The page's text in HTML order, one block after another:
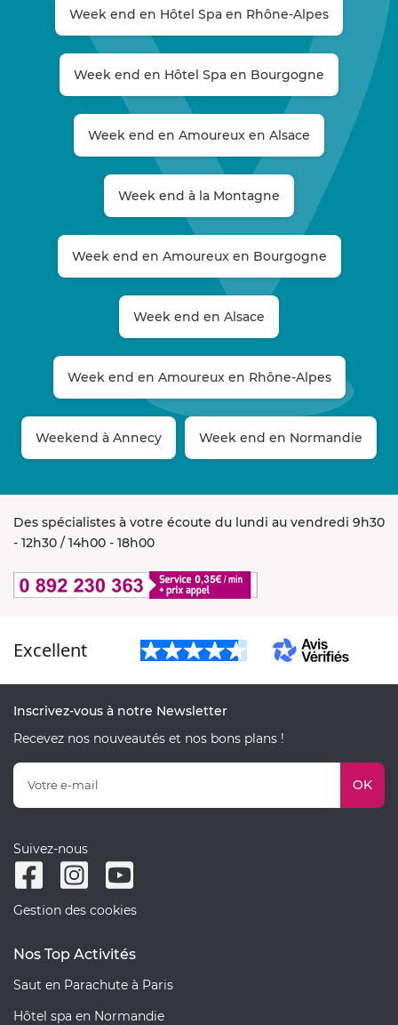
Week end en Hôtel Spa en Rhône-Alpes
Week end en Hôtel Spa en Bourgogne
Week end en Amoureux en Alsace
Week end à la Montagne
Week end en Amoureux en Bourgogne
Week end en Alsace
Week end en Amoureux en Rhône-Alpes
Weekend à Annecy Week end en Normandie
Des spécialistes à votre écoute du lundi au vendredi 9h30
- 12h30 / 14h00 - 18h00
Excellent
Inscrivez-vous à notre Newsletter
Recevez nos nouveautés et nos bons plans !
OK
Suivez-nous
Gestion des cookies
Nos Top Activités
Saut en Parachute à Paris
Hôtel spa en Normandie